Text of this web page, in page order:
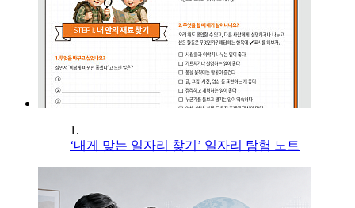
1.
‘내게 맞는 일자리 찾기’ 일자리 탐험 노트